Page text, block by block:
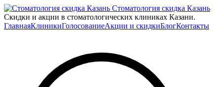
Стоматология скидка Казань
Скидки и акции в стоматологических клиниках Казани.
ГлавнаяКлиникиГолосованиеАкции и скидкиБлогКонтакты